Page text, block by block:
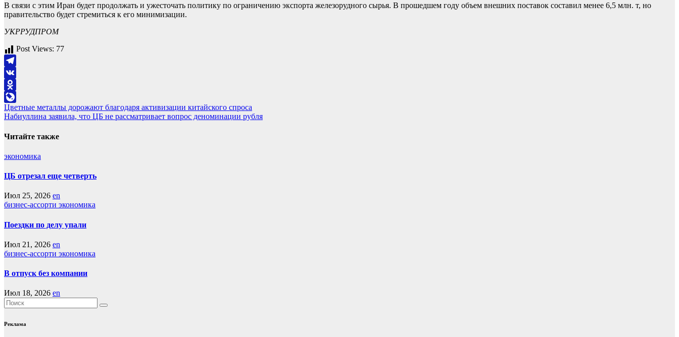
В связи с этим Иран будет продолжать и ужесточать политику по ограничению экспорта железорудного сырья. В прошедшем году объем внешних поставок составил менее 6,5 млн. т, но
правительство будет стремиться к его минимизации.
УКРРУДПРОМ
Post Views: 77
Telegram
VK
Odnoklassniki
LiveJournal
Навигация
по
записям
Цветные металлы дорожают благодаря активизации китайского спроса
Набиуллина заявила, что ЦБ не рассматривает вопрос деноминации рубля
Читайте также
экономика
ЦБ отрезал еще четверть
Июл 25, 2026 en
бизнес-ассорти экономика
Поездки по делу упали
Июл 21, 2026 en
бизнес-ассорти экономика
В отпуск без компании
Июл 18, 2026 en
Реклама